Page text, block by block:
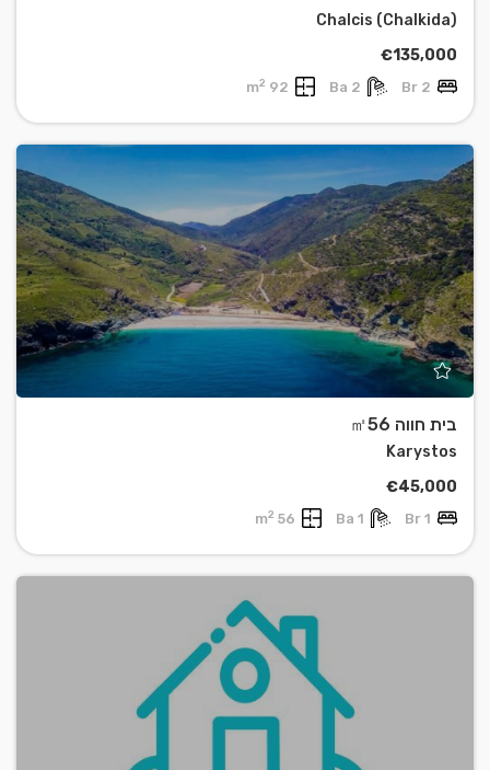
Chalcis (Chalkida)
€135,000
2 Br
2 Ba
92 m
2
בית חווה ㎡56
Karystos
€45,000
1 Br
1 Ba
56 m
2